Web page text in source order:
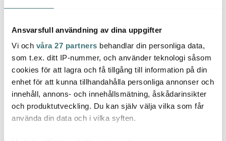
Ansvarsfull användning av dina uppgifter
Vi och våra 27 partners behandlar din personliga data,
som t.ex. ditt IP-nummer, och använder teknologi såsom
cookies för att lagra och få tillgång till information på din
enhet för att kunna tillhandahålla personliga annonser och
innehåll, annons- och innehållsmätning, åskådarinsikter
och produktutveckling. Du kan själv välja vilka som får
använda din data och i vilka syften.
Skicka via sms direkt till mottagaren​​​​‌ ‍ ​‍​‍‌‍ ‌ ​‍‌‍‍‌‌‍‌ ‌‍‍‌‌‍ ‍​‍​‍​ ‍‍​‍​‍‌ ​ ‌‍​‌‌‍ ‍‌‍‍‌‌ ‌​‌ ‍‌​‍ ‍‌‍‍‌‌‍ ​‍​‍​‍ ​​‍​‍‌‍‍​‌ ​‍‌‍‌‌‌‍‌‍​‍​‍​ ‍‍​‍​‍‌‍‍​‌ ‌​‌ ‌​‌ ​​‌ ​ ​ ‍‍​‍ ​‍ ‌‍​ ‌‍ ‌‌ ​ ​‍ ‍‌‍​ ‌‍‌‌‌ ​‍‌ ‌‍‌‍‌‌‌ ​‍‌‍​‌​‍ ‍‌ ​ ‌‍‌‌​‍ ‌ ​​‌ ​‍‌‍ ‌‍‌​‌ ‌‌‌‍​ ‌ ‌​‌‍‍‌‌‍ ‌‍ ‍​‍ ‌‍‍‌‌‍ ‍‌ ‌​‌‍‌‌‌‍ ‍‌ ‌​​‍ ‌‍‌‌‌‍‌​‌‍‍‌‌ ‌​​‍ ‌‍ ‌‌‍ ‌‍‌​‌‍‌‌​ ‌‌ ​​‌ ​‍‌‍‌‌‌ ​ ‌‍‌‌‌‍ ‍‌ ‌​‌‍​‌‌ ‌​‌‍‍‌‌‍ ‌‍ ‍​ ‍ ‌‍‍‌‌‍‌​​ ‌‌‍‌ ‌‍‍‌‌‍‌‍‌ ‌​‌​​ ‌‍​‌‌ ​‍‌‍‌​‌‌​​‌‍​‌‌‍‌ ‌‍‌‌​ ‍ ‌ ‌​‌ ‍‌‌ ​​‌‍‌‌​ ‌‌‍‌ ‌‍‍‌‌‍‌‍‌ ‌​‌​​ ‌‍​‌‌ ​‍‌‍‌​‌‌​​‌‍​‌‌‍‌ ‌‍‌‌​ ‍ ‌ ​​‌‍​‌‌ ‌​‌‍‍​​ ‌‌‍‌​‌‍‌‌‌‍ ​‌‍‍‌‌ ‌‍‌‍‌‌‌ ​‍‌ ‍‌‌‌​ ‌ ‌​‌‍‌‌‌ ​​​‍ ‍‌ ​ ‌‍ ‌‌ ​ ‌​ ​‌‍​‌‌‍​‍‌‍‌‌‌‍ ​​ ‌‍​‍‌‍​‌‌ ​ ‌‍‌‌‌‌‌‌‌ ​‍‌‍ ​​ ‌‌‍‍​‌ ‌​‌ ‌​‌ ​​‌ ​ ​‍‌‌​ ​ ‌​​‌​‍‌‌​ ​‍‌​‌‍​‍‌‌​ ​‍‌​‌‍‌‍​ ‌‍ ‌‌ ​ ​‍ ‍‌‍​ ‌‍‌‌‌ ​‍‌ ‌‍‌‍‌‌‌ ​‍‌‍​‌​‍ ‍‌ ​ ‌‍‌‌​‍‌‍‌‍‍‌‌‍‌​​ ‌‌‍‌ ‌‍‍‌‌‍‌‍‌ ‌​‌​​ ‌‍​‌‌ ​‍‌‍‌​‌‌​​‌‍​‌‌‍‌ ‌‍‌‌​‍‌‍‌ ‌​‌ ‍‌‌ ​​‌‍‌‌​ ‌‌‍‌ ‌‍‍‌‌‍‌‍‌ ‌​‌​​ ‌‍​‌‌ ​‍‌‍‌​‌‌​​‌‍​‌‌‍‌ ‌‍‌‌​‍‌‍‌ ​​‌‍​‌‌ ‌​‌‍‍​​ ‌‌‍‌​‌‍‌‌‌‍ ​‌‍‍‌‌ ‌‍‌‍‌‌‌ ​‍‌ ‍‌‌‌​ ‌ ‌​‌‍‌‌‌ ​​​‍ ‍‌ ​ ‌‍ ‌‌ ​ ‌​ ​‌‍​‌‌‍​‍‌‍‌‌‌‍ ​​‍‌‍‌ ‌ ‌‍ ‌ ​‍‌‍‍ ‌ ​ ‌ ​​‌‍​‌‌‍​ ‌‍‌‌​ ‌‌ ​​‌ ​‍‌‍ ‌‍‌​‌ ‌‌‌‍​ ‌ ‌​‌‍‍‌‌‍ ‌‍ ‍​‍‌‍‌ ​​‌‍‌‌‌ ​‍‌ ​ ‌ ​​‌‍‌‌‌‍​ ‌ ‌​‌‍‍‌‌ ‌‍‌‍‌‌​ ‌‌ ​​‌ ‌‌‌‍​‍‌‍ ​‌‍‍‌‌ ​ ‌‍‍​‌‍‌‌‌‍‌​​‍​‍‌ ‌
Skicka direkt till mottagaren via mail​​​​‌ ‍ ​‍​‍‌‍ ‌ ​‍‌‍‍‌‌‍‌ ‌‍‍‌‌‍ ‍​‍​‍​ ‍‍​‍​‍‌ ​ ‌‍​‌‌‍ ‍‌‍‍‌‌ ‌​‌ ‍‌​‍ ‍‌‍‍‌‌‍ ​‍​‍​‍ ​​‍​‍‌‍‍​‌ ​‍‌‍‌‌‌‍‌‍​‍​‍​ ‍‍​‍​‍‌‍‍​‌ ‌​‌ ‌​‌ ​​‌ ​ ​ ‍‍​‍ ​‍ ‌‍​ ‌‍ ‌‌ ​ ​‍ ‍‌‍​ ‌‍‌‌‌ ​‍‌ ‌‍‌‍‌‌‌ ​‍‌‍​‌​‍ ‍‌ ​ ‌‍‌‌​‍ ‌ ​​‌ ​‍‌‍ ‌‍‌​‌ ‌‌‌‍​ ‌ ‌​‌‍‍‌‌‍ ‌‍ ‍​‍ ‌‍‍‌‌‍ ‍‌ ‌​‌‍‌‌‌‍ ‍‌ ‌​​‍ ‌‍‌‌‌‍‌​‌‍‍‌‌ ‌​​‍ ‌‍ ‌‌‍ ‌‍‌​‌‍‌‌​ ‌‌ ​​‌ ​‍‌‍‌‌‌ ​ ‌‍‌‌‌‍ ‍‌ ‌​‌‍​‌‌ ‌​‌‍‍‌‌‍ ‌‍ ‍​ ‍ ‌‍‍‌‌‍‌​​ ‌‌‍‌ ‌‍‍‌‌‍‌‍‌ ‌​‌​​ ‌‍​‌‌ ​‍‌‍‌​‌‌​​‌‍​‌‌‍‌ ‌‍‌‌​ ‍ ‌ ‌​‌ ‍‌‌ ​​‌‍‌‌​ ‌‌‍‌ ‌‍‍‌‌‍‌‍‌ ‌​‌​​ ‌‍​‌‌ ​‍‌‍‌​‌‌​​‌‍​‌‌‍‌ ‌‍‌‌​ ‍ ‌ ​​‌‍​‌‌ ‌​‌‍‍​​ ‌‌‍‌​‌‍‌‌‌‍ ​‌‍‍‌‌ ‌‍‌‍‌‌‌ ​‍‌ ‍‌‌‌​ ‌ ‌​‌‍‌‌‌ ​​​‍ ‍‌‍‌‌‌‍ ‌‌‍​‌‌‍‍‌‌‍ ​‌‌‌​‌‍ ‌‌​​‌‍‌‌‌ ​‍‌ ​ ‌‍ ‌‍ ‍‌​ ​‌‍​‌‌‍​‍‌‍‌‌‌‍ ​​ ‌‍​‍‌‍​‌‌ ​ ‌‍‌‌‌‌‌‌‌ ​‍‌‍ ​​ ‌‌‍‍​‌ ‌​‌ ‌​‌ ​​‌ ​ ​‍‌‌​ ​ ‌​​‌​‍‌‌​ ​‍‌​‌‍​‍‌‌​ ​‍‌​‌‍‌‍​ ‌‍ ‌‌ ​ ​‍ ‍‌‍​ ‌‍‌‌‌ ​‍‌ ‌‍‌‍‌‌‌ ​‍‌‍​‌​‍ ‍‌ ​ ‌‍‌‌​‍‌‍‌‍‍‌‌‍‌​​ ‌‌‍‌ ‌‍‍‌‌‍‌‍‌ ‌​‌​​ ‌‍​‌‌ ​‍‌‍‌​‌‌​​‌‍​‌‌‍‌ ‌‍‌‌​‍‌‍‌ ‌​‌ ‍‌‌ ​​‌‍‌‌​ ‌‌‍‌ ‌‍‍‌‌‍‌‍‌ ‌​‌​​ ‌‍​‌‌ ​‍‌‍‌​‌‌​​‌‍​‌‌‍‌ ‌‍‌‌​‍‌‍‌ ​​‌‍​‌‌ ‌​‌‍‍​​ ‌‌‍‌​‌‍‌‌‌‍ ​‌‍‍‌‌ ‌‍‌‍‌‌‌ ​‍‌ ‍‌‌‌​ ‌ ‌​‌‍‌‌‌ ​​​‍ ‍‌‍‌‌‌‍ ‌‌‍​‌‌‍‍‌‌‍ ​‌‌‌​‌‍ ‌‌​​‌‍‌‌‌ ​‍‌ ​ ‌‍ ‌‍ ‍‌​ ​‌‍​‌‌‍​‍‌‍‌‌‌‍ ​​‍‌‍‌ ‌ ‌‍ ‌ ​‍‌‍‍ ‌ ​ ‌ ​​‌‍​‌‌‍​ ‌‍‌‌​ ‌‌ ​​‌ ​‍‌‍ ‌‍‌​‌ ‌‌‌‍​ ‌ ‌​‌‍‍‌‌‍ ‌‍ ‍​‍‌‍‌ ​​‌‍‌‌‌ ​‍‌ ​ ‌ ​​‌‍‌‌‌‍​ ‌ ‌​‌‍‍‌‌ ‌‍‌‍‌‌​ ‌‌ ​​‌ ‌‌‌‍​‍‌‍ ​‌‍‍‌‌ ​ ‌‍‍​‌‍‌‌‌‍‌​​‍​‍‌ ‌